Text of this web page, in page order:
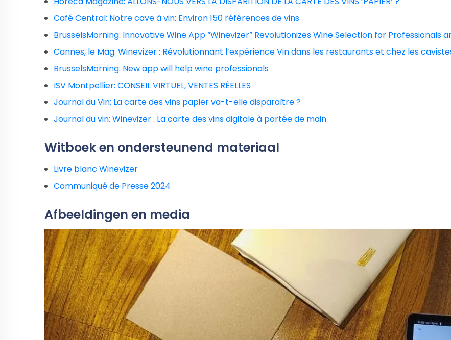
Café Central: Notre cave à vin: Environ 150 références de vins
BrusselsMorning: Innovative Wine App “Winevizer” Revolutionizes Wine Selection for Professionals
Cannes, le Mag: Winevizer : Révolutionnant l’expérience Vin dans les restaurants et chez les
BrusselsMorning: New app will help wine professionals
ISV Montpellier: CONSEIL VIRTUEL, VENTES RÉELLES
Journal du Vin: La carte des vins papier va-t-elle disparaître ?
Journal du vin: Winevizer : La carte des vins digitale à portée de main
Witboek en ondersteunend materiaal
Livre blanc Winevizer
Communiqué de Presse 2024
Afbeeldingen en media